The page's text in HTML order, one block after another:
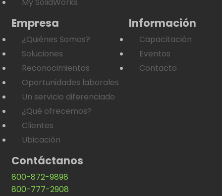
Empresa
¿Quiénes Somos?
Soluciones
Reconocimientos
Oportunidades laborales
Un servicio diferenciado
¿Qué ofrecemos?
Clientes
Ubicación
Información
Capacitación
Eventos
Contacto
Contáctanos
800-872-9898
800-777-2908